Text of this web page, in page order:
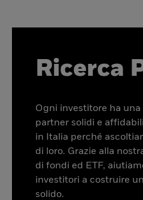
Ricerca
Ogni investitore ha
partner solidi e
in Italia perché
di loro. Grazie alla
di fondi ed ETF,
investitori a costruire
solido.